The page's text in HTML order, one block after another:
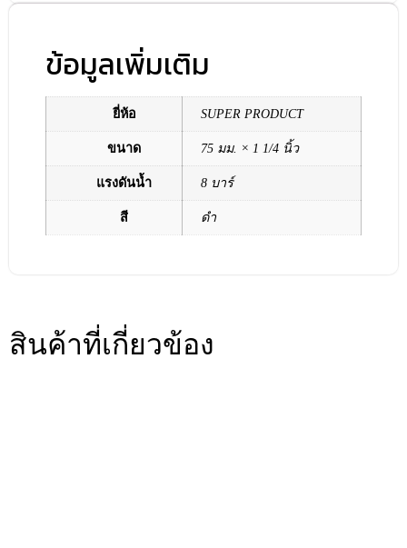
ข้อมูลเพิ่มเติม
ยี่ห้อ SUPER PRODUCT
ขนาด 75 มม. × 1 1/4 นิ้ว
แรงดันน้ำ 8 บาร์
สี ดำ
สินค้าที่เกี่ยวข้อง